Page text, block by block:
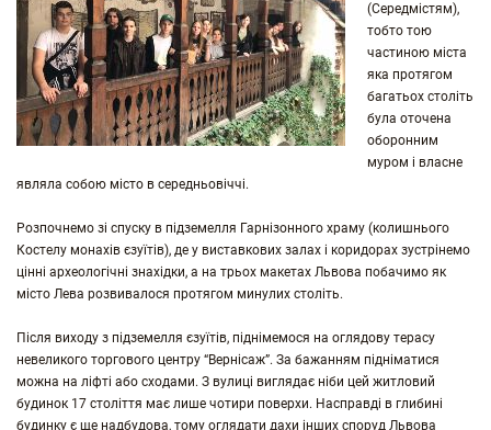
(Середмістям),
тобто тою
частиною міста
яка протягом
багатьох століть
була оточена
оборонним
муром і власне
являла собою місто в середньовіччі.
Розпочнемо зі спуску в підземелля Гарнізонного храму (колишнього
Костелу монахів єзуїтів), де у виставкових залах і коридорах зустрінемо
цінні археологічні знахідки, а на трьох макетах Львова побачимо як
місто Лева розвивалося протягом минулих століть.
Після виходу з підземелля єзуїтів, піднімемося на оглядову терасу
невеликого торгового центру “Вернісаж”. За бажанням підніматися
можна на ліфті або сходами. З вулиці виглядає ніби цей житловий
будинок 17 століття має лише чотири поверхи. Насправді в глибині
будинку є ще надбудова, тому оглядати дахи інших споруд Львова